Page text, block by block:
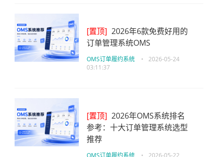
[置顶] 2026年6款免费好用的
订单管理系统OMS
OMS订单履约系统 •
2026-05-24
03:11:37
[置顶] 2026年OMS系统排名
参考：十大订单管理系统选型
推荐
OMS订单履约系统 • 2026-05-22